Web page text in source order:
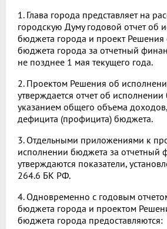
1. Глава города представляет на
городскую Думу годовой отчет об
бюджета города и проект
бюджета города за отчетный
не позднее 1 мая текущего года.
2. Проектом Решения об
утверждается отчет об
указанием общего объема
дефицита (профицита) бюджета.
3. Отдельными приложениями к
исполнении бюджета за отчетный
утверждаются показатели,
264.6 БК РФ.
4. Одновременно с годовым
бюджета города и проектом
бюджета города предоставляются: